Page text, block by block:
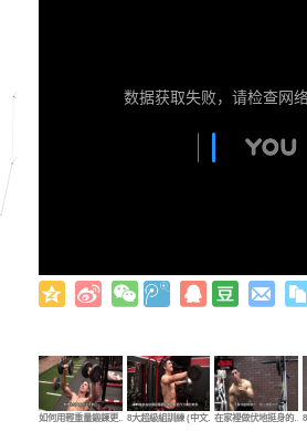
数据获取失败，请检查网
如何用輕重量鍛鍊更… 8大超級組訓練 (中文…在家裡做伏地挺身的…